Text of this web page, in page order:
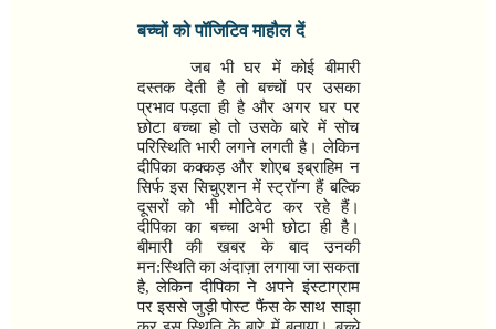
बच्चों को पॉजिटिव माहौल दें
जब भी घर में कोई बीमारी
दस्तक देती है तो बच्चों पर उसका
प्रभाव पड़ता ही है और अगर घर पर
छोटा बच्चा हो तो उसके बारे में सोच
परिस्थिति भारी लगने लगती है। लेकिन
दीपिका कक्कड़ और शोएब इब्राहिम न
सिर्फ इस सिचुएशन में स्ट्रॉन्ग हैं बल्कि
दूसरों को भी मोटिवेट कर रहे हैं।
दीपिका का बच्चा अभी छोटा ही है।
बीमारी की खबर के बाद उनकी
मन:स्थिति का अंदाज़ा लगाया जा सकता
है,लेकिन दीपिका ने अपने इंस्टाग्राम
पर इससे जुड़ी पोस्ट फैंस के साथ साझा